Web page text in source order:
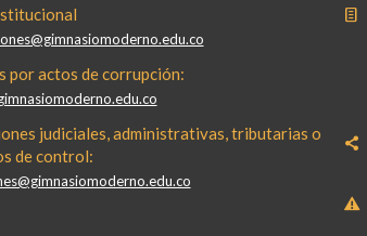
por actos de corrupción:
judiciales, administrativas, tributarias o
de control: